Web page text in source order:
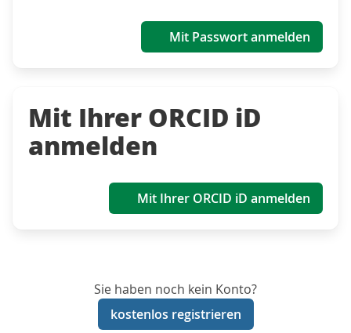
Mit Passwort anmelden
Mit Ihrer ORCID iD
anmelden
Mit Ihrer ORCID iD anmelden
Sie haben noch kein Konto?
kostenlos registrieren